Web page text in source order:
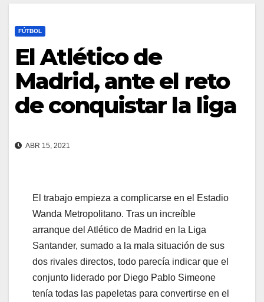
FÚTBOL
El Atlético de
Madrid, ante el reto
de conquistar la liga
ABR 15, 2021
El trabajo empieza a complicarse en el Estadio
Wanda Metropolitano. Tras un increíble
arranque del Atlético de Madrid en la Liga
Santander, sumado a la mala situación de sus
dos rivales directos, todo parecía indicar que el
conjunto liderado por Diego Pablo Simeone
tenía todas las papeletas para convertirse en el